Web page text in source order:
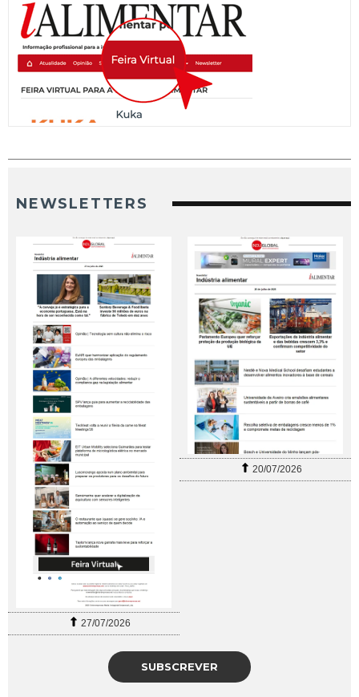
NEWSLETTERS
27/07/2026
20/07/2026
SUBSCREVER